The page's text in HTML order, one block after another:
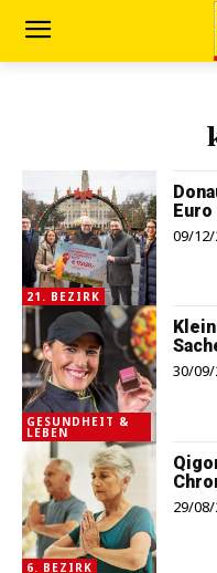
21. BEZIRK
09/12/
GESUNDHEIT &
LEBEN
30/09/
6. BEZIRK
29/08/